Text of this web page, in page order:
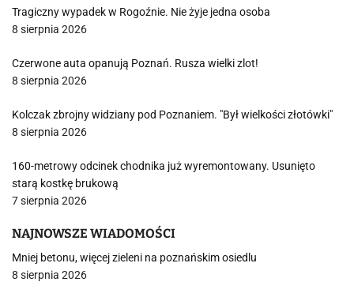
Tragiczny wypadek w Rogoźnie. Nie żyje jedna osoba
8 sierpnia 2026
Czerwone auta opanują Poznań. Rusza wielki zlot!
8 sierpnia 2026
Kolczak zbrojny widziany pod Poznaniem. "Był wielkości złotówki"
8 sierpnia 2026
160-metrowy odcinek chodnika już wyremontowany. Usunięto
starą kostkę brukową
7 sierpnia 2026
NAJNOWSZE WIADOMOŚCI
Mniej betonu, więcej zieleni na poznańskim osiedlu
8 sierpnia 2026